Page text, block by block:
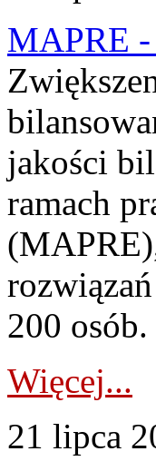
MAPRE -
jakości
ramach
200
Więcej...
21 lipca